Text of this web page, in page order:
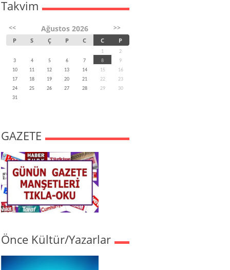
Takvim
<< Ağustos 2026 >>
P S Ç P C C P
1
2
3
4 5 6 7 8
9
10
11 12 13 14 15
16
17
18 19 20 21 22
23
24
25 26 27 28 29
30
31
GAZETE
Önce Kültür/Yazarlar